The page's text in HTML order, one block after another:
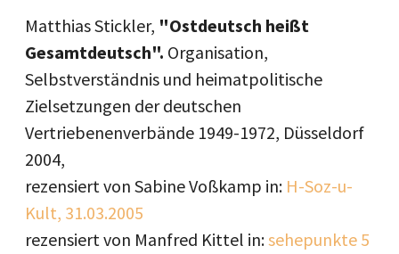
Matthias Stickler, "Ostdeutsch heißt
Gesamtdeutsch". Organisation,
Selbstverständnis und heimatpolitische
Zielsetzungen der deutschen
Vertriebenenverbände 1949-1972, Düsseldorf
2004,
rezensiert von Sabine Voßkamp in: H-Soz-u-
Kult, 31.03.2005
rezensiert von Manfred Kittel in:sehepunkte 5